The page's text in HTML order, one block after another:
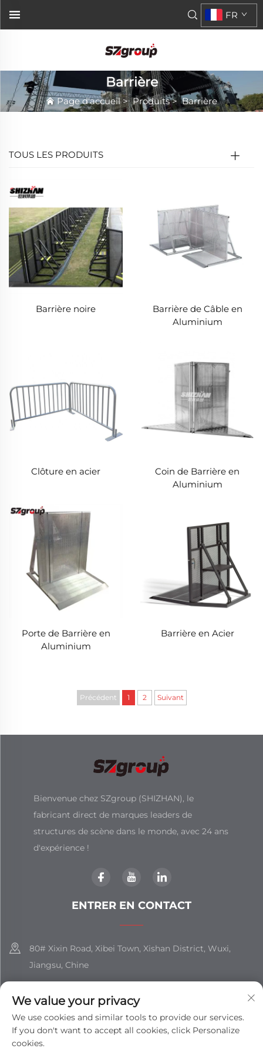
FR
Barrière
Page d'accueil>Produits>Barrière
TOUS LES PRODUITS
Barrière noire
Barrière de Câble en
Aluminium
Clôture en acier
Coin de Barrière en
Aluminium
Porte de Barrière en
Aluminium
Barrière en Acier
Précédent 1 2 Suivant
Bienvenue chez SZgroup (SHIZHAN), le
fabricant direct de marques leaders de
structures de scène dans le monde, avec 24 ans
d'expérience !
ENTRER EN CONTACT
80# Xixin Road, Xibei Town, Xishan District, Wuxi,
Jiangsu, Chine
[email protected]
We value your privacy
We use cookies and similar tools to provide our services.
If you don't want to accept all cookies, click Personalize
cookies.